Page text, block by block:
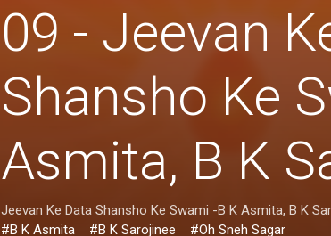
09 - Jeevan
Shansho Ke
Asmita, B K
Jeevan Ke Data Shansho Ke Swami -B K Asmita, B K
#B K Asmita
#B K Sarojinee #Oh Sneh Sagar